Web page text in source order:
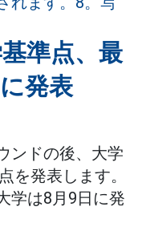
準点、最
発表
ンドの後、大学
を発表します。
学は8月9日に発